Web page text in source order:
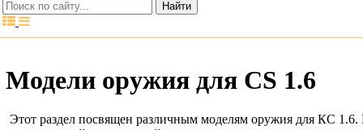
Модели оружия для CS 1.6
Этот раздел посвящен различным моделям оружия для КС 1.6.